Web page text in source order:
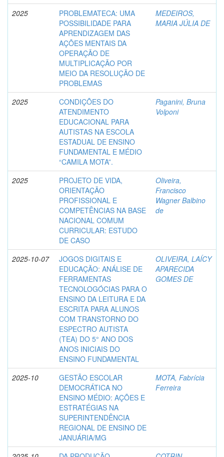
2025
PROBLEMATECA: UMA
POSSIBILIDADE PARA
APRENDIZAGEM DAS
AÇÕES MENTAIS DA
OPERAÇÃO DE
MULTIPLICAÇÃO POR
MEIO DA RESOLUÇÃO DE
PROBLEMAS
MEDEIROS,
MARIA JÚLIA DE
2025
CONDIÇÕES DO
ATENDIMENTO
EDUCACIONAL PARA
AUTISTAS NA ESCOLA
ESTADUAL DE ENSINO
FUNDAMENTAL E MÉDIO
“CAMILA MOTA”.
Paganini, Bruna
Volponi
2025
PROJETO DE VIDA,
ORIENTAÇÃO
PROFISSIONAL E
COMPETÊNCIAS NA BASE
NACIONAL COMUM
CURRICULAR: ESTUDO
DE CASO
Oliveira,
Francisco
Wagner Balbino
de
2025-10-07
JOGOS DIGITAIS E
EDUCAÇÃO: ANÁLISE DE
FERRAMENTAS
TECNOLOGÓCIAS PARA O
ENSINO DA LEITURA E DA
ESCRITA PARA ALUNOS
COM TRANSTORNO DO
ESPECTRO AUTISTA
(TEA) DO 5° ANO DOS
ANOS INICIAIS DO
ENSINO FUNDAMENTAL
OLIVEIRA, LAÍCY
APARECIDA
GOMES DE
2025-10
GESTÃO ESCOLAR
DEMOCRÁTICA NO
ENSINO MÉDIO: AÇÕES E
ESTRATÉGIAS NA
SUPERINTENDÊNCIA
REGIONAL DE ENSINO DE
JANUÁRIA/MG
MOTA, Fabrícia
Ferreira